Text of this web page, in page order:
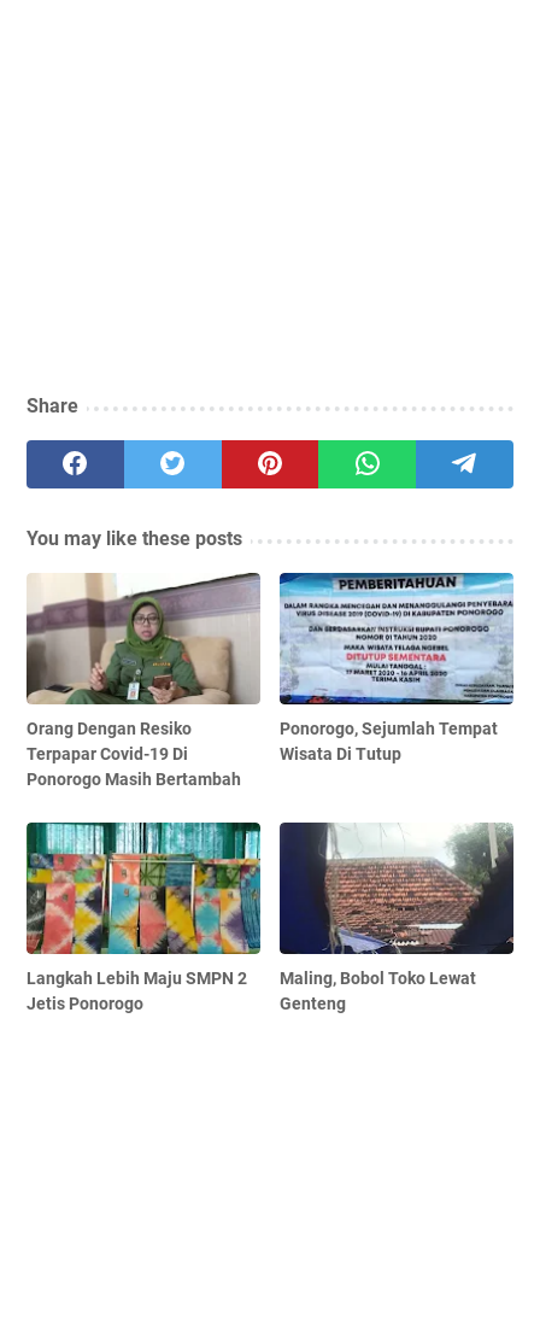
Share
You may like these posts
Orang Dengan Resiko
Terpapar Covid-19 Di
Ponorogo Masih Bertambah
Ponorogo, Sejumlah Tempat
Wisata Di Tutup
Langkah Lebih Maju SMPN 2
Jetis Ponorogo
Maling, Bobol Toko Lewat
Genteng